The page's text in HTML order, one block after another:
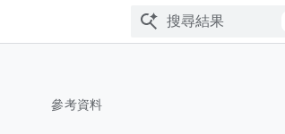
參考資料